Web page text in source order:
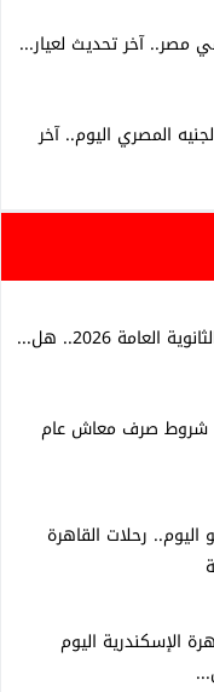
مصر.. آخر تحديث لعيار...
المصري اليوم.. آخر
القطع 2026.. شروط صرف معاش عام
اليوم.. رحلات القاهرة
الإسكندرية اليوم